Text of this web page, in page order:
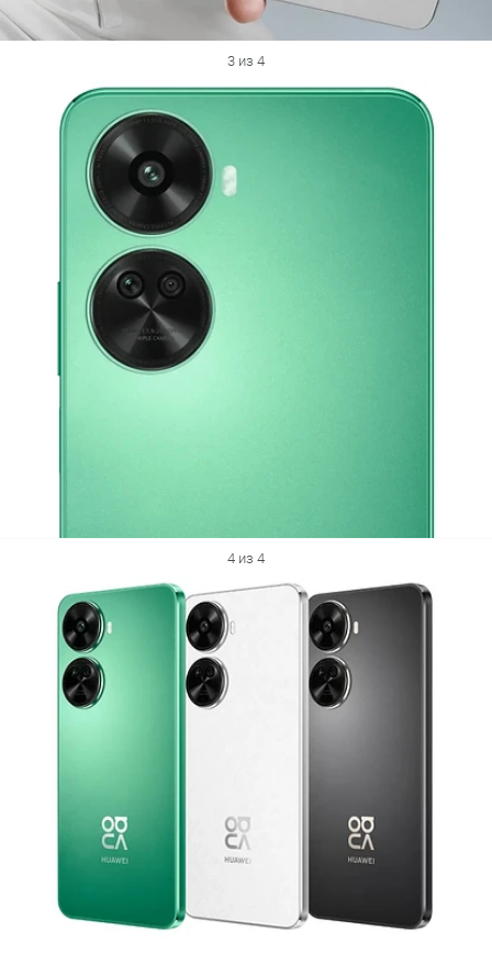
3 из 4
4 из 4